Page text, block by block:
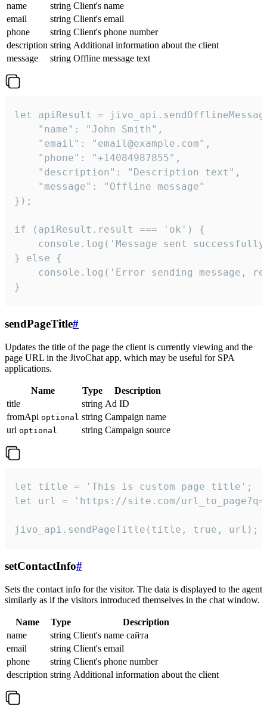
name
string Client's name
email
string Client's email
phone
string Client's phone number
description string Additional information about the client
message
string Offline message text
let apiResult =
    "name": "John Smith",
    "email": "email@example.com",
    "phone": "+14084987855",
    "description": "Description text",
    "message": "Offline message"
});
if (apiResult.result === 'ok') {
console.log('Message sent
} else {
console.log('Error sending message,
}
sendPageTitle#
Updates the title of the page the client is currently viewing and the
page URL in the JivoChat app, which may be useful for SPA
applications.
Name Type
Description
title
string Ad ID
fromApi optional string Campaign name
url optional string Campaign source
let title = 'This is custom page title';
let url = 'https://site.com/
jivo_api.sendPageTitle(title, true, url);
setContactInfo#
Sets the contact info for the visitor. The data is displayed to the agent
similarly as if the visitors introduced themselves in the chat window.
Name Type
Description
name
string Client's name сайта
email
string Client's email
phone
string Client's phone number
description string Additional information about the client